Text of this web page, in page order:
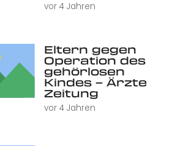
vor 4 Jahren
Eltern gegen
Operation des
gehörlosen
Kindes – Ärzte
Zeitung
vor 4 Jahren